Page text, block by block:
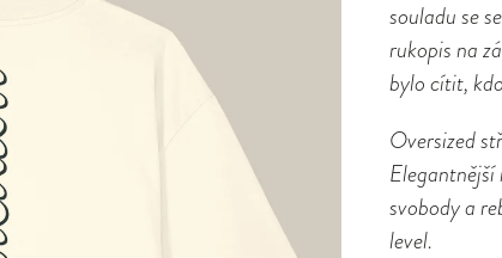
souladu se
rukopis na
bylo cítit,
Oversized
svobody a
level.